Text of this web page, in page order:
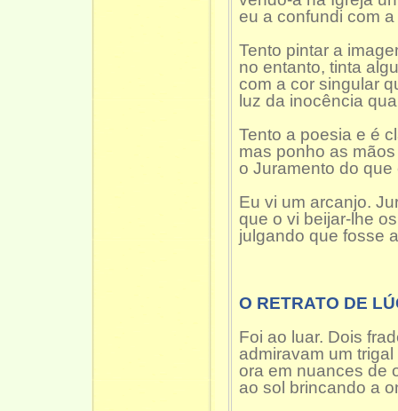
eu a confundi com
Tento pintar a
no entanto, tinta
com a cor singular
luz da inocência
Tento a poesia e é
mas ponho as
o Juramento do que
Eu vi um arcanjo.
que o vi beijar-lhe
julgando que fosse
O RETRATO DE
Foi ao luar. Dois
admiravam um trigal
ora em nuances de
ao sol brincando a